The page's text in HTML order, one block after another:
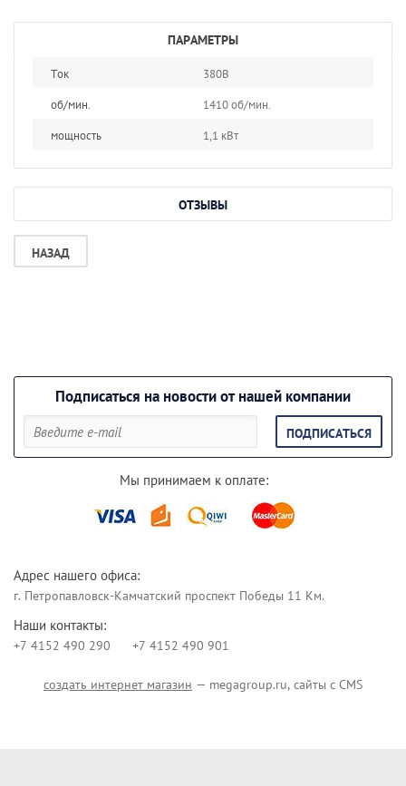
ПАРАМЕТРЫ
Ток
380В
об/мин.
1410 об/мин.
мощность
1,1 кВт
ОТЗЫВЫ
НАЗАД
Подписаться на новости от нашей компании
ПОДПИСАТЬСЯ
Мы принимаем к оплате:
Адрес нашего офиса:
г. Петропавловск-Камчатский проспект Победы 11 Км.
Наши контакты:
+7 4152 490 290 +7 4152 490 901
создать интернет магазин — megagroup.ru, сайты с CMS